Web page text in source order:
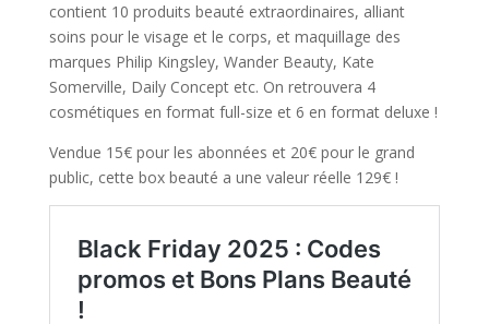
contient 10 produits beauté extraordinaires, alliant
soins pour le visage et le corps, et maquillage des
marques Philip Kingsley, Wander Beauty, Kate
Somerville, Daily Concept etc. On retrouvera 4
cosmétiques en format full-size et 6 en format deluxe !
Vendue 15€ pour les abonnées et 20€ pour le grand
public, cette box beauté a une valeur réelle 129€ !